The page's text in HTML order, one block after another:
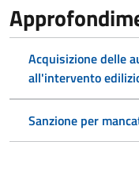
Acquisizione delle
all'intervento
Sanzione per